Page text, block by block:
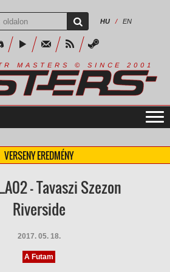
HU / EN
R M A S T E R S © S I N C E 2 0 0 1
VERSENY EREDMÉNY
- Tavaszi Szezon
Riverside
2017. 05. 18.
A Futam